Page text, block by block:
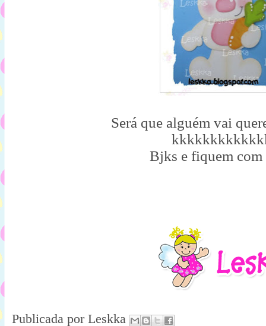
Será que alguém vai
Bjks e fiquem com
Publicada por Leskka